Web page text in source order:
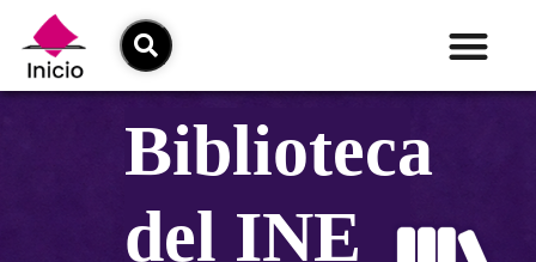
Biblioteca
del INE